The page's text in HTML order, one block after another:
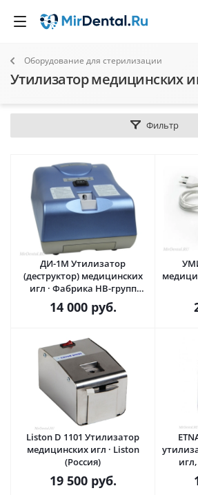
Оборудование для стерилизации
Утилизатор медицинских
Фильтр
ДИ-1М Утилизатор
(деструктор) медицинских
игл · Фабрика НВ-групп
(Россия)
14 000руб.
Liston D 1101 Утилизатор
медицинских игл · Liston
(Россия)
19 500руб.